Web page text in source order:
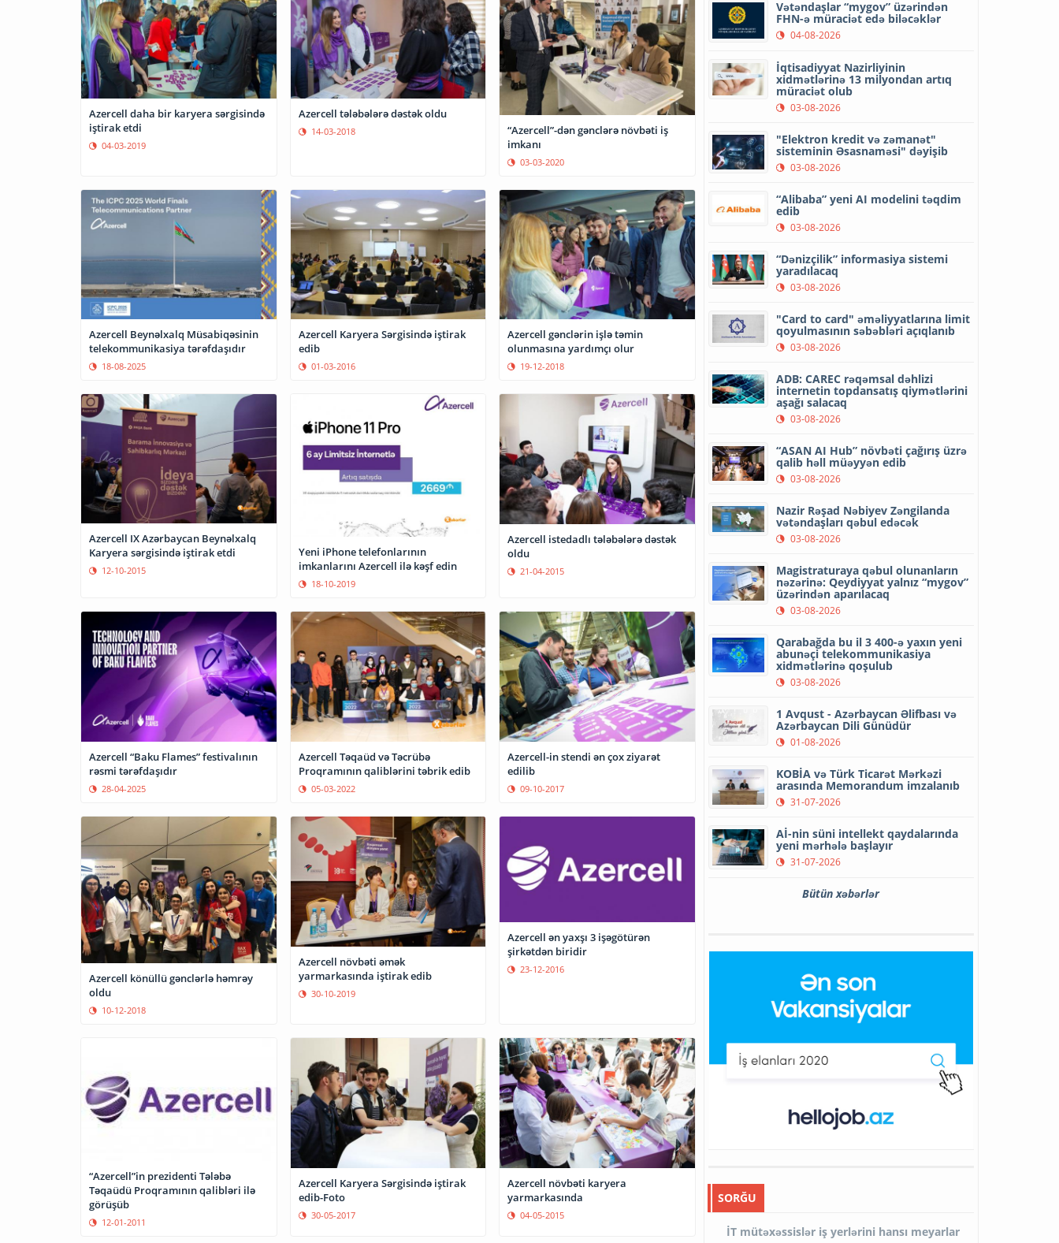
Azercell daha bir karyera sərgisində
iştirak etdi
04-03-2019
Azercell tələbələrə dəstək oldu
14-03-2018
“Azercell”-dən gənclərə növbəti iş
imkanı
03-03-2020
Azercell Beynəlxalq Müsabiqəsinin
telekommunikasiya tərəfdaşıdır
18-08-2025
Azercell Karyera Sərgisində iştirak
edib
01-03-2016
Azercell gənclərin işlə təmin
olunmasına yardımçı olur
19-12-2018
Azercell IX Azərbaycan Beynəlxalq
Karyera sərgisində iştirak etdi
12-10-2015
Yeni iPhone telefonlarının
imkanlarını Azercell ilə kəşf edin
18-10-2019
Azercell istedadlı tələbələrə dəstək
oldu
21-04-2015
Azercell “Baku Flames” festivalının
rəsmi tərəfdaşıdır
28-04-2025
Azercell Təqaüd və Təcrübə
Proqramının qaliblərini təbrik edib
05-03-2022
Azercell-in stendi ən çox ziyarət
edilib
09-10-2017
Azercell könüllü gənclərlə həmrəy
oldu
10-12-2018
Azercell növbəti əmək
yarmarkasında iştirak edib
30-10-2019
Azercell ən yaxşı 3 işəgötürən
şirkətdən biridir
23-12-2016
“Azercell”in prezidenti Tələbə
Təqaüdü Proqramının qalibləri ilə
görüşüb
12-01-2011
Azercell Karyera Sərgisində iştirak
edib-Foto
30-05-2017
Azercell növbəti karyera
yarmarkasında
04-05-2015
Vətəndaşlar “mygov” üzərindən
FHN-ə müraciət edə biləcəklər
04-08-2026
İqtisadiyyat Nazirliyinin
xidmətlərinə 13 milyondan artıq
müraciət olub
03-08-2026
"Elektron kredit və zəmanət"
sisteminin Əsasnaməsi" dəyişib
03-08-2026
“Alibaba” yeni AI modelini təqdim
edib
03-08-2026
“Dənizçilik” informasiya sistemi
yaradılacaq
03-08-2026
"Card to card" əməliyyatlarına limit
qoyulmasının səbəbləri açıqlanıb
03-08-2026
ADB: CAREC rəqəmsal dəhlizi
internetin topdansatış qiymətlərini
aşağı salacaq
03-08-2026
“ASAN AI Hub” növbəti çağırış üzrə
qalib həll müəyyən edib
03-08-2026
Nazir Rəşad Nəbiyev Zəngilanda
vətəndaşları qəbul edəcək
03-08-2026
Magistraturaya qəbul olunanların
nəzərinə: Qeydiyyat yalnız “mygov”
üzərindən aparılacaq
03-08-2026
Qarabağda bu il 3 400-ə yaxın yeni
abunəçi telekommunikasiya
xidmətlərinə qoşulub
03-08-2026
1 Avqust - Azərbaycan Əlifbası və
Azərbaycan Dili Günüdür
01-08-2026
KOBİA və Türk Ticarət Mərkəzi
arasında Memorandum imzalanıb
31-07-2026
Aİ-nin süni intellekt qaydalarında
yeni mərhələ başlayır
31-07-2026
Bütün xəbərlər
SORĞU
İT mütəxəssislər iş yerlərini hansı meyarlar